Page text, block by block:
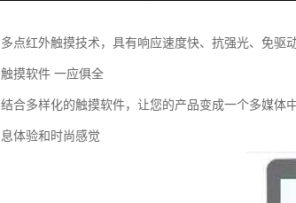
多点红外触摸技术，具有响应速度快、抗强光、免驱
触摸软件 一应俱全
结合多样化的触摸软件，让您的产品变成一个多媒体
息体验和时尚感觉